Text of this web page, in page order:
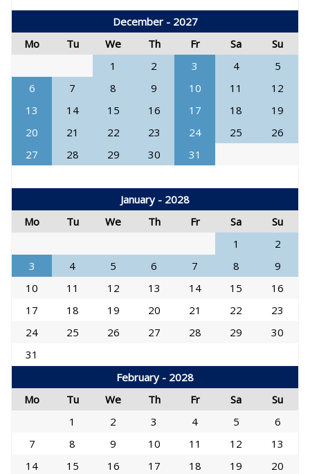
December - 2027
Mo
Tu We Th Fr Sa
Su
1
2 3 4
5
6
7 8 9 10 11
12
13
14 15 16 17 18
19
20
21 22 23 24 25
26
27
28 29 30 31
January - 2028
Mo
Tu We Th Fr Sa
Su
1
2
3
4 5 6 7 8
9
10
11 12 13 14 15
16
17
18 19 20 21 22
23
24
25 26 27 28 29
30
31
February - 2028
Mo
Tu We Th Fr Sa
Su
1
2 3 4 5
6
7
8 9 10 11 12
13
14
15 16 17 18 19
20